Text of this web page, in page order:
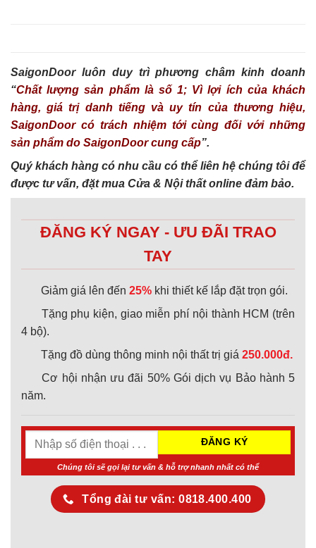
SaigonDoor luôn duy trì phương châm kinh doanh
“Chất lượng sản phẩm là số 1; Vì lợi ích của khách
hàng, giá trị danh tiếng và uy tín của thương hiệu,
SaigonDoor có trách nhiệm tới cùng đối với những
sản phẩm do SaigonDoor cung cấp”.
Quý khách hàng có nhu cầu có thể liên hệ chúng tôi để
được tư vấn, đặt mua Cửa & Nội thất online đảm bảo.
ĐĂNG KÝ NGAY - ƯU ĐÃI TRAO
TAY
Giảm giá lên đến 25% khi thiết kế lắp đặt trọn gói.
Tặng phụ kiện, giao miễn phí nội thành HCM (trên
4 bộ).
Tặng đồ dùng thông minh nội thất trị giá 250.000đ.
Cơ hội nhận ưu đãi 50% Gói dịch vụ Bảo hành 5
năm.
Chúng tôi sẽ gọi lại tư vấn & hỗ trợ nhanh nhất có thể
Tổng đài tư vấn: 0818.400.400